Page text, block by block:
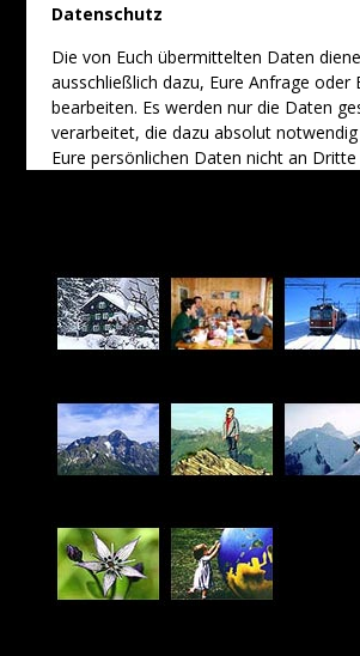
Datenschutz
Die von Euch übermittelten Daten
ausschließlich dazu, Eure Anfrage oder
bearbeiten. Es werden nur die Daten
verarbeitet, die dazu absolut notwendig
Eure persönlichen Daten nicht an